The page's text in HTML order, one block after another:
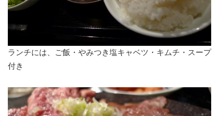
ランチには、ご飯・やみつき塩キャベツ・キムチ・スープ
付き